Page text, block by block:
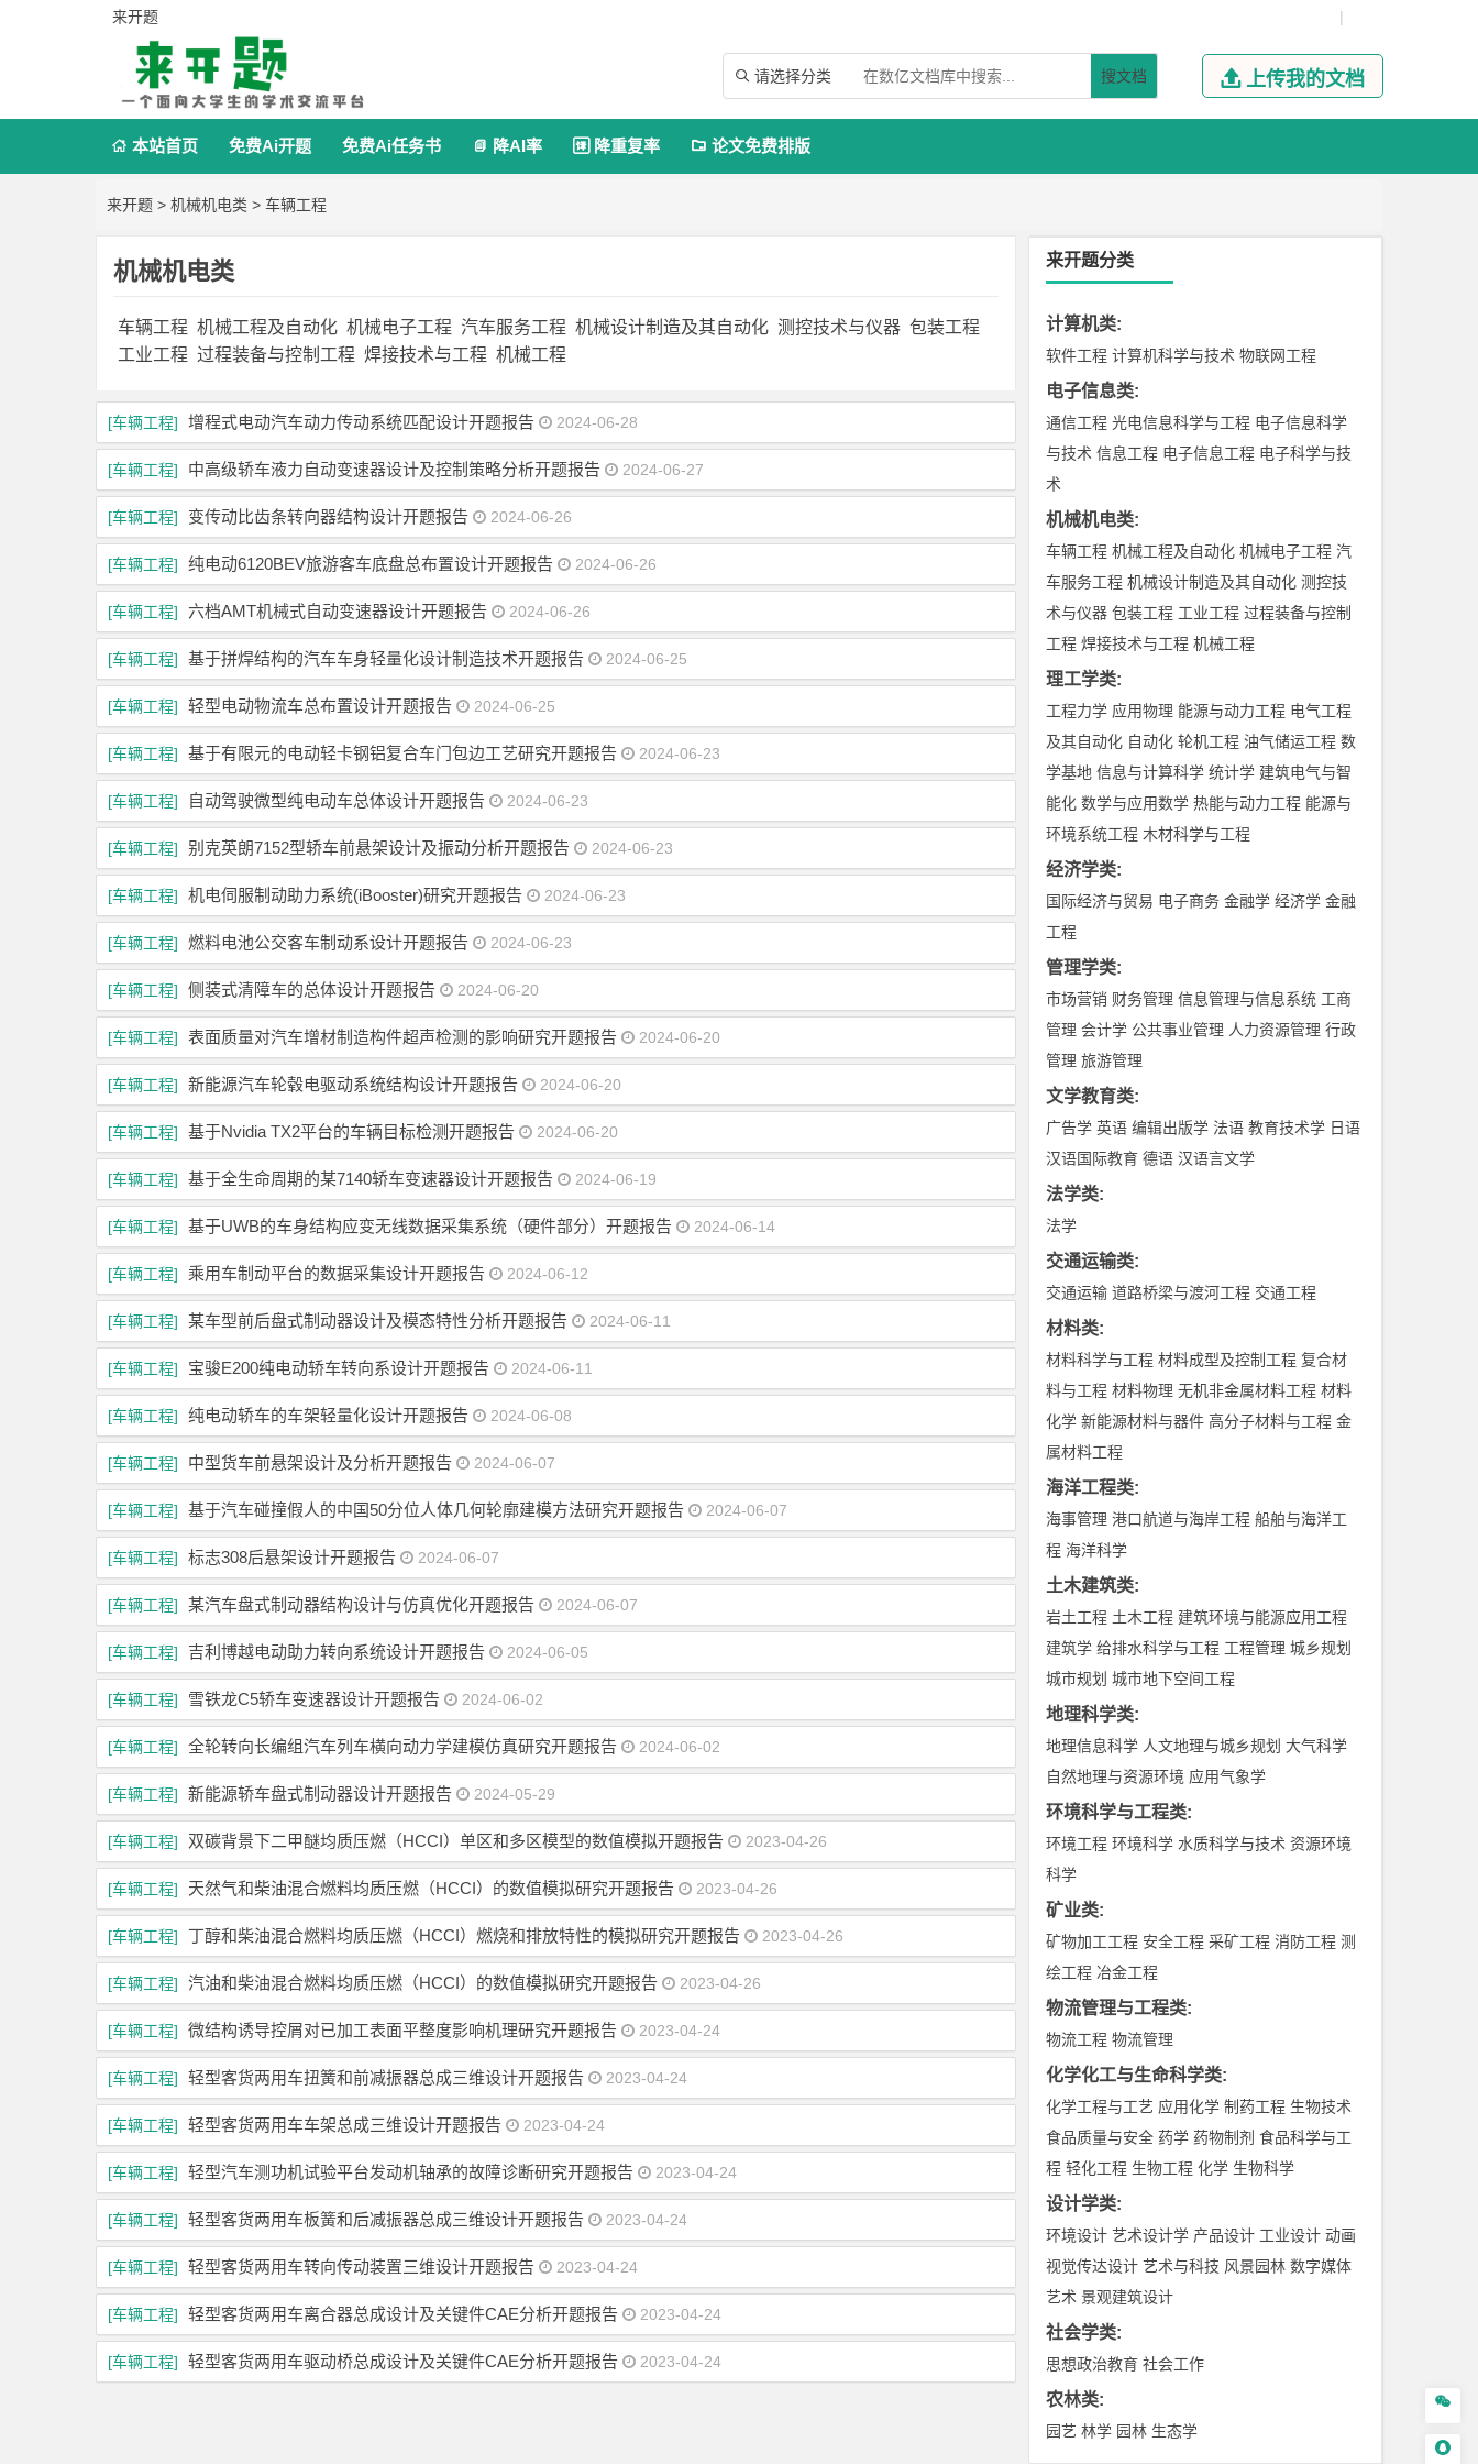
来开题 |
 请选择分类 搜文档  上传我的文档
 本站首页 免费Ai开题 免费Ai任务书  降AI率  降重复率  论文免费排版
来开题 > 机械机电类 > 车辆工程
机械机电类
车辆工程 机械工程及自动化 机械电子工程 汽车服务工程 机械设计制造及其自动化 测控技术与仪器 包装工程
工业工程 过程装备与控制工程 焊接技术与工程 机械工程
[车辆工程] 增程式电动汽车动力传动系统匹配设计开题报告 2024-06-28
[车辆工程] 中高级轿车液力自动变速器设计及控制策略分析开题报告 2024-06-27
[车辆工程] 变传动比齿条转向器结构设计开题报告 2024-06-26
[车辆工程] 纯电动6120BEV旅游客车底盘总布置设计开题报告 2024-06-26
[车辆工程] 六档AMT机械式自动变速器设计开题报告 2024-06-26
[车辆工程] 基于拼焊结构的汽车车身轻量化设计制造技术开题报告 2024-06-25
[车辆工程] 轻型电动物流车总布置设计开题报告 2024-06-25
[车辆工程] 基于有限元的电动轻卡钢铝复合车门包边工艺研究开题报告 2024-06-23
[车辆工程] 自动驾驶微型纯电动车总体设计开题报告 2024-06-23
[车辆工程] 别克英朗7152型轿车前悬架设计及振动分析开题报告 2024-06-23
[车辆工程] 机电伺服制动助力系统(iBooster)研究开题报告 2024-06-23
[车辆工程] 燃料电池公交客车制动系设计开题报告 2024-06-23
[车辆工程] 侧装式清障车的总体设计开题报告 2024-06-20
[车辆工程] 表面质量对汽车增材制造构件超声检测的影响研究开题报告 2024-06-20
[车辆工程] 新能源汽车轮毂电驱动系统结构设计开题报告 2024-06-20
[车辆工程] 基于Nvidia TX2平台的车辆目标检测开题报告 2024-06-20
[车辆工程] 基于全生命周期的某7140轿车变速器设计开题报告 2024-06-19
[车辆工程] 基于UWB的车身结构应变无线数据采集系统（硬件部分）开题报告 2024-06-14
[车辆工程] 乘用车制动平台的数据采集设计开题报告 2024-06-12
[车辆工程] 某车型前后盘式制动器设计及模态特性分析开题报告 2024-06-11
[车辆工程] 宝骏E200纯电动轿车转向系设计开题报告 2024-06-11
[车辆工程] 纯电动轿车的车架轻量化设计开题报告 2024-06-08
[车辆工程] 中型货车前悬架设计及分析开题报告 2024-06-07
[车辆工程] 基于汽车碰撞假人的中国50分位人体几何轮廓建模方法研究开题报告 2024-06-07
[车辆工程] 标志308后悬架设计开题报告 2024-06-07
[车辆工程] 某汽车盘式制动器结构设计与仿真优化开题报告 2024-06-07
[车辆工程] 吉利博越电动助力转向系统设计开题报告 2024-06-05
[车辆工程] 雪铁龙C5轿车变速器设计开题报告 2024-06-02
[车辆工程] 全轮转向长编组汽车列车横向动力学建模仿真研究开题报告 2024-06-02
[车辆工程] 新能源轿车盘式制动器设计开题报告 2024-05-29
[车辆工程] 双碳背景下二甲醚均质压燃（HCCI）单区和多区模型的数值模拟开题报告 2023-04-26
[车辆工程] 天然气和柴油混合燃料均质压燃（HCCI）的数值模拟研究开题报告 2023-04-26
[车辆工程] 丁醇和柴油混合燃料均质压燃（HCCI）燃烧和排放特性的模拟研究开题报告 2023-04-26
[车辆工程] 汽油和柴油混合燃料均质压燃（HCCI）的数值模拟研究开题报告 2023-04-26
[车辆工程] 微结构诱导控屑对已加工表面平整度影响机理研究开题报告 2023-04-24
[车辆工程] 轻型客货两用车扭簧和前减振器总成三维设计开题报告 2023-04-24
[车辆工程] 轻型客货两用车车架总成三维设计开题报告 2023-04-24
[车辆工程] 轻型汽车测功机试验平台发动机轴承的故障诊断研究开题报告 2023-04-24
[车辆工程] 轻型客货两用车板簧和后减振器总成三维设计开题报告 2023-04-24
[车辆工程] 轻型客货两用车转向传动装置三维设计开题报告 2023-04-24
[车辆工程] 轻型客货两用车离合器总成设计及关键件CAE分析开题报告 2023-04-24
[车辆工程] 轻型客货两用车驱动桥总成设计及关键件CAE分析开题报告 2023-04-24
来开题分类
计算机类:
软件工程 计算机科学与技术 物联网工程
电子信息类:
通信工程 光电信息科学与工程 电子信息科学
与技术 信息工程 电子信息工程 电子科学与技
术
机械机电类:
车辆工程 机械工程及自动化 机械电子工程 汽
车服务工程 机械设计制造及其自动化 测控技
术与仪器 包装工程 工业工程 过程装备与控制
工程 焊接技术与工程 机械工程
理工学类:
工程力学 应用物理 能源与动力工程 电气工程
及其自动化 自动化 轮机工程 油气储运工程 数
学基地 信息与计算科学 统计学 建筑电气与智
能化 数学与应用数学 热能与动力工程 能源与
环境系统工程 木材科学与工程
经济学类:
国际经济与贸易 电子商务 金融学 经济学 金融
工程
管理学类:
市场营销 财务管理 信息管理与信息系统 工商
管理 会计学 公共事业管理 人力资源管理 行政
管理 旅游管理
文学教育类:
广告学 英语 编辑出版学 法语 教育技术学 日语
汉语国际教育 德语 汉语言文学
法学类:
法学
交通运输类:
交通运输 道路桥梁与渡河工程 交通工程
材料类:
材料科学与工程 材料成型及控制工程 复合材
料与工程 材料物理 无机非金属材料工程 材料
化学 新能源材料与器件 高分子材料与工程 金
属材料工程
海洋工程类:
海事管理 港口航道与海岸工程 船舶与海洋工
程 海洋科学
土木建筑类:
岩土工程 土木工程 建筑环境与能源应用工程
建筑学 给排水科学与工程 工程管理 城乡规划
城市规划 城市地下空间工程
地理科学类:
地理信息科学 人文地理与城乡规划 大气科学
自然地理与资源环境 应用气象学
环境科学与工程类:
环境工程 环境科学 水质科学与技术 资源环境
科学
矿业类:
矿物加工工程 安全工程 采矿工程 消防工程 测
绘工程 冶金工程
物流管理与工程类:
物流工程 物流管理
化学化工与生命科学类:
化学工程与工艺 应用化学 制药工程 生物技术
食品质量与安全 药学 药物制剂 食品科学与工
程 轻化工程 生物工程 化学 生物科学
设计学类:
环境设计 艺术设计学 产品设计 工业设计 动画
视觉传达设计 艺术与科技 风景园林 数字媒体
艺术 景观建筑设计
社会学类:
思想政治教育 社会工作
农林类:
园艺 林学 园林 生态学

